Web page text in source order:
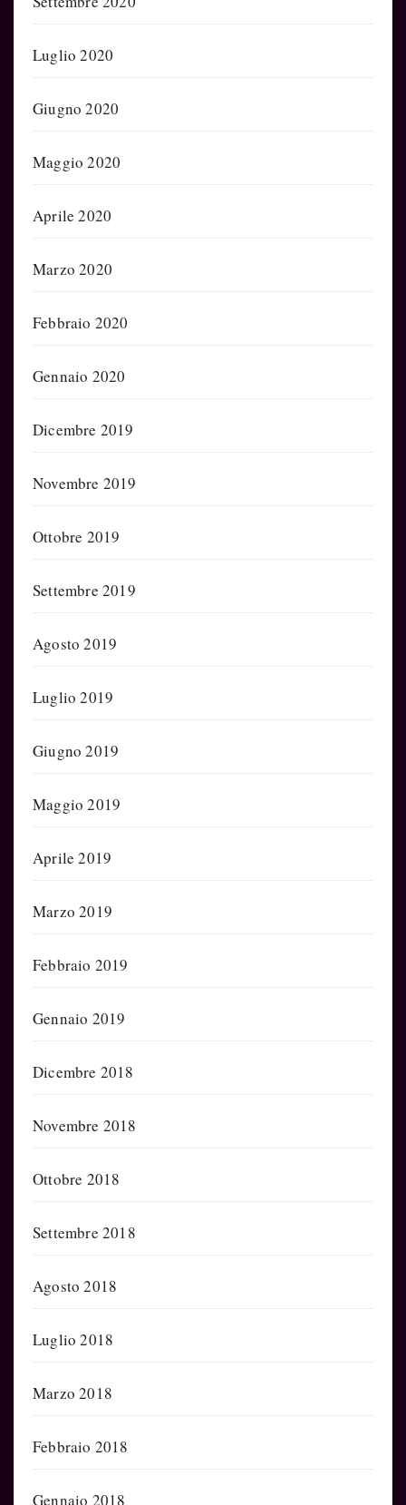
Luglio 2020
Giugno 2020
Maggio 2020
Aprile 2020
Marzo 2020
Febbraio 2020
Gennaio 2020
Dicembre 2019
Novembre 2019
Ottobre 2019
Settembre 2019
Agosto 2019
Luglio 2019
Giugno 2019
Maggio 2019
Aprile 2019
Marzo 2019
Febbraio 2019
Gennaio 2019
Dicembre 2018
Novembre 2018
Ottobre 2018
Settembre 2018
Agosto 2018
Luglio 2018
Marzo 2018
Febbraio 2018
Gennaio 2018